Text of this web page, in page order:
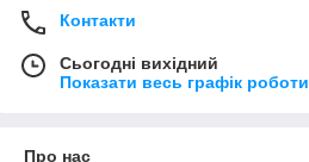
Контакти
Сьогодні вихідний
Показати весь графік роботи
Про нас